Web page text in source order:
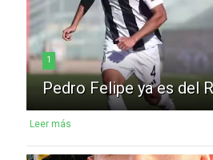
1
Pedro Felipe ya es del
Leer más